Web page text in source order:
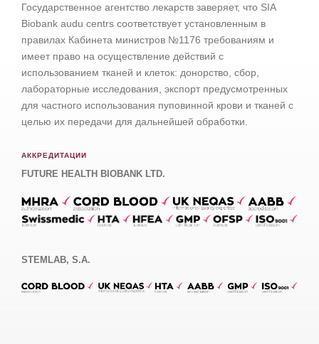
Государственное агентство лекарств заверяет, что SIA
Biobank audu centrs соответствует установленным в
правилах Кабинета министров №1176 требованиям и
имеет право на осуществление действий с
использованием тканей и клеток: донорство, сбор,
лабораторные исследования, экспорт предусмотренных
для частного использования пуповинной крови и тканей с
целью их передачи для дальнейшей обработки.
АККРЕДИТАЦИИ
FUTURE HEALTH BIOBANK LTD.
STEMLAB, S.A.